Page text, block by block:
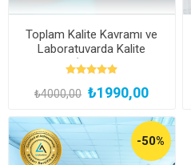
Toplam Kalite Kavramı ve
Laboratuvarda Kalite
Yaklaşımı (Kayıttan Hemen
İzle)
₺4000,00 ₺1990,00
-50%